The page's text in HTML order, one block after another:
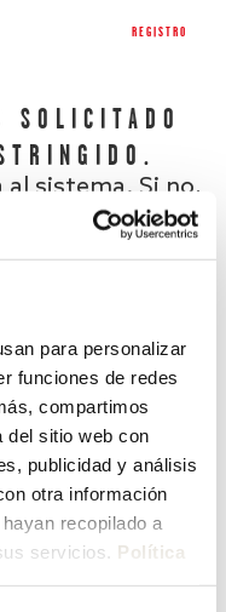
para personalizar
funciones de redes
compartimos
del sitio web con
publicidad y análisis
otra información
recopilado a
servicios. Política
REGISTRO
SOLICITADO
al sistema. Si no,